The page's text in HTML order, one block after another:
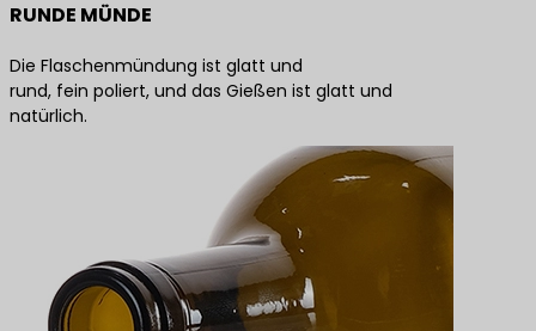
RUNDE MÜNDE
Die Flaschenmündung ist glatt und
rund, fein poliert, und das Gießen ist glatt und
natürlich.